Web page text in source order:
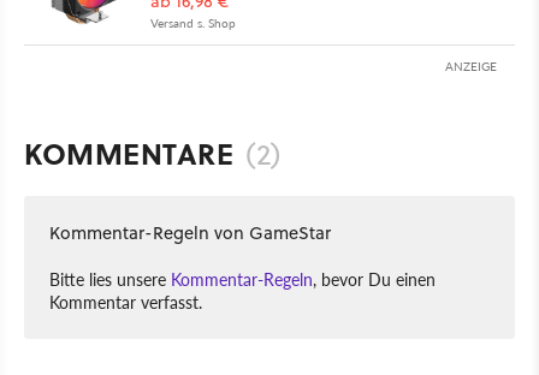
Versand s. Shop
ANZEIGE
KOMMENTARE (2)
Kommentar-Regeln von GameStar
Bitte lies unsere Kommentar-Regeln, bevor Du einen
Kommentar verfasst.